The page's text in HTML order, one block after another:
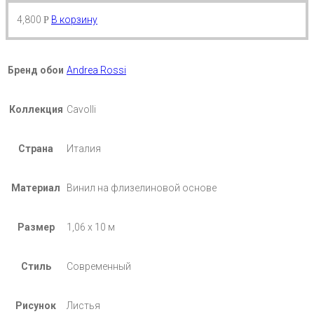
4,800 Р В корзину
Бренд обои Andrea Rossi
Коллекция Cavolli
Страна Италия
Материал Винил на флизелиновой основе
Размер 1,06 х 10 м
Стиль Современный
Рисунок Листья